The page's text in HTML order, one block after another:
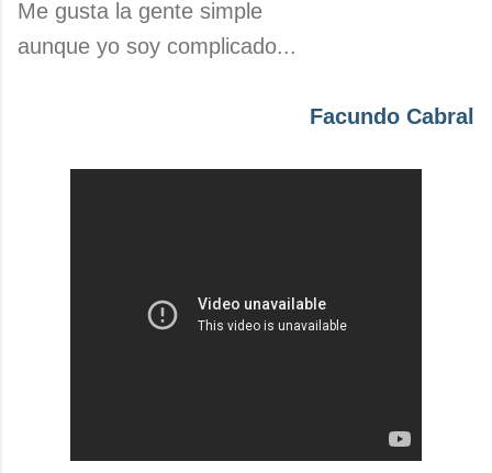
Me gusta la gente simple
aunque yo soy complicado...
Facundo Cabral